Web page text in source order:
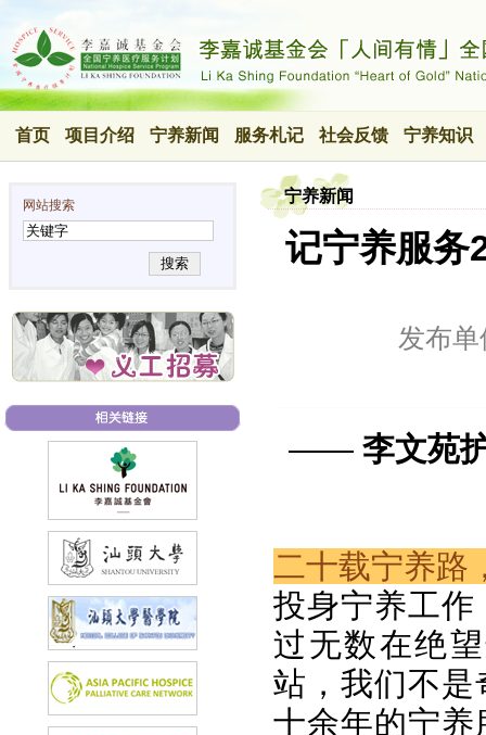
首页 项目介绍 宁养新闻 服务札记 社会反馈 宁养知识
网站搜索
搜索
宁养新闻
记宁养服
发布
—— 李文苑
二十载宁养路
投身宁养工
过无数在绝
站，我们不
十余年的宁